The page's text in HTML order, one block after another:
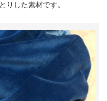
りした素材です。